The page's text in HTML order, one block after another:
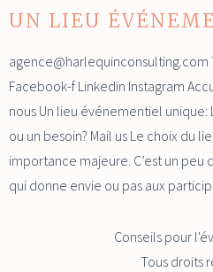
UN LIEU
agence@harlequinconsulting.com
Facebook-f Linkedin Instagram
nous Un lieu événementiel unique:
ou un besoin? Mail us Le choix du
importance majeure. C’est un
qui donne envie ou pas aux
Conseils pour
Tous droits